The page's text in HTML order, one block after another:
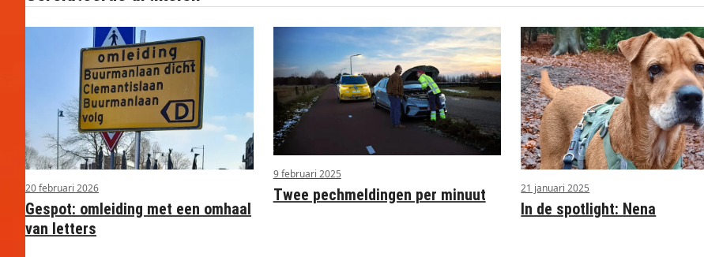
20 februari 2026
Gespot: omleiding met een omhaal
van letters
9 februari 2025
Twee pechmeldingen per minuut 21 januari 2025
In de spotlight: Nena